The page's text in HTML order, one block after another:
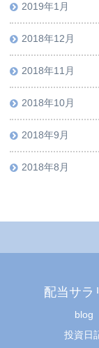
2019年1月
2018年12月
2018年11月
2018年10月
2018年9月
2018年8月
配当サラ
blog
投資日